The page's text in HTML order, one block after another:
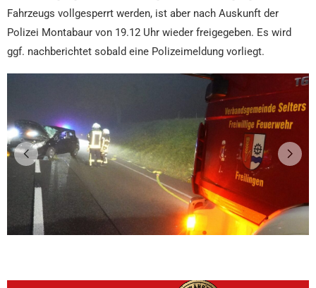
Fahrzeugs vollgesperrt werden, ist aber nach Auskunft der
Polizei Montabaur von 19.12 Uhr wieder freigegeben. Es wird
ggf. nachberichtet sobald eine Polizeimeldung vorliegt.